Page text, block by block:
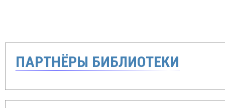
ПАРТНЁРЫ БИБЛИОТЕКИ